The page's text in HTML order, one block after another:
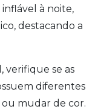
à noite,
destacando a
verifique se as
diferentes
ou mudar de cor.